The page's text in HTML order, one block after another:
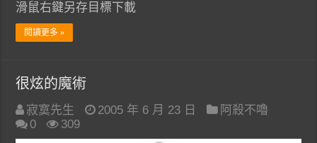
滑鼠右鍵另存目標下載
閱讀更多 »
很炫的魔術
寂寞先生 2005 年 6 月 23 日
阿殺不嚕
0
309